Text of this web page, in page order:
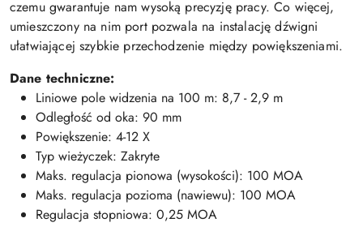
czemu gwarantuje nam wysoką precyzję pracy. Co więcej,
umieszczony na nim port pozwala na instalację dźwigni
ułatwiającej szybkie przechodzenie między powiększeniami.
Dane techniczne:
Liniowe pole widzenia na 100 m: 8,7 - 2,9 m
Odległość od oka: 90 mm
Powiększenie: 4-12 X
Typ wieżyczek: Zakryte
Maks. regulacja pionowa (wysokości): 100 MOA
Maks. regulacja pozioma (nawiewu): 100 MOA
Regulacja stopniowa: 0,25 MOA